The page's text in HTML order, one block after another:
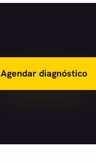
Agendar diagnóstico